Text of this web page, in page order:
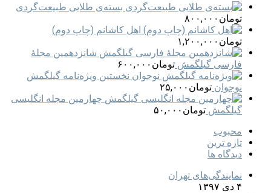
بسته‌ی طلایی طبیعت‌گردی
تومان ۸۰۰,۰۰۰
اهل کاشانم (چاپ دوم)
تومان ۱,۲۰۰,۰۰۰
شانزدهمین مجلهٔ
فارسی گیلگمش تومان ۶۰۰,۰۰۰
نخستین ویژه‌نامه گیلگمش
نوجوان تومان ۲۵,۰۰۰
چهارمین مجله انگلیسی
گیلگمش تومان ۵۰,۰۰۰
محبوب
تازه ترین
دیدگاه ها
نمایندگی‌های تهران
۴ دی ۱۳۹۷